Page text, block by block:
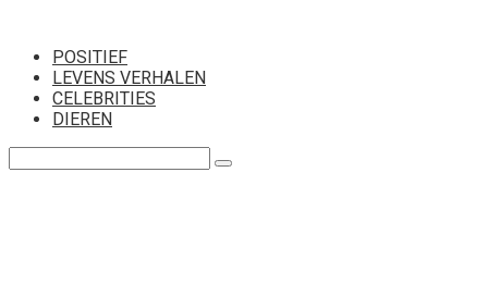
контентуPOSITIEF
LEVENS VERHALEN
CELEBRITIES
DIEREN